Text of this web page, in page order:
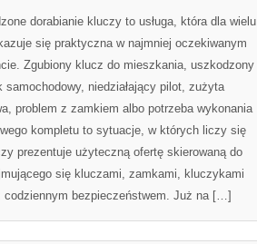
ZABEZPIECZEŃ
dorabianie kluczy to usługa, która dla wielu
się praktyczna w najmniej oczekiwanym
Zgubiony klucz do mieszkania, uszkodzony
samochodowy, niedziałający pilot, zużyta
problem z zamkiem albo potrzeba wykonania
kompletu to sytuacje, w których liczy się
prezentuje użyteczną ofertę skierowaną do
się kluczami, zamkami, kluczykami
codziennym bezpieczeństwem. Już na […]